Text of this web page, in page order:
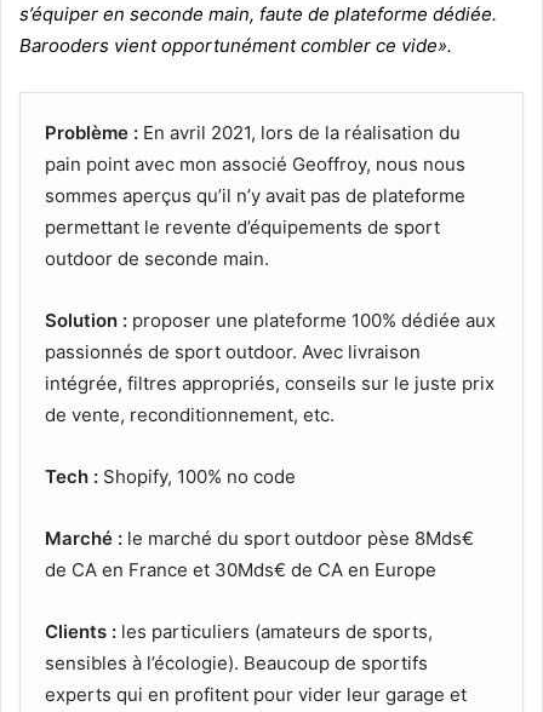
s’équiper en seconde main, faute de plateforme dédiée.
Barooders vient opportunément combler ce vide».
Problème : En avril 2021, lors de la réalisation du
pain point avec mon associé Geoffroy, nous nous
sommes aperçus qu’il n’y avait pas de plateforme
permettant le revente d’équipements de sport
outdoor de seconde main.
Solution : proposer une plateforme 100% dédiée aux
passionnés de sport outdoor. Avec livraison
intégrée, filtres appropriés, conseils sur le juste prix
de vente, reconditionnement, etc.
Tech : Shopify, 100% no code
Marché : le marché du sport outdoor pèse 8Mds€
de CA en France et 30Mds€ de CA en Europe
Clients : les particuliers (amateurs de sports,
sensibles à l’écologie). Beaucoup de sportifs
experts qui en profitent pour vider leur garage et